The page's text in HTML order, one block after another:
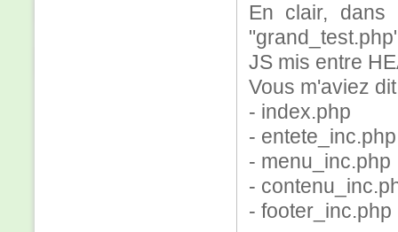
En clair,
JS mis entre
Vous m'aviez
- index.php
- entete_inc.php
- menu_inc.php
-
- footer_inc.php